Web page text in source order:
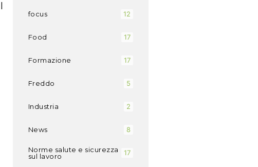
focus 12
Food 17
Formazione 17
Freddo 5
Industria 2
News 8
Norme salute e sicurezza
sul lavoro
17